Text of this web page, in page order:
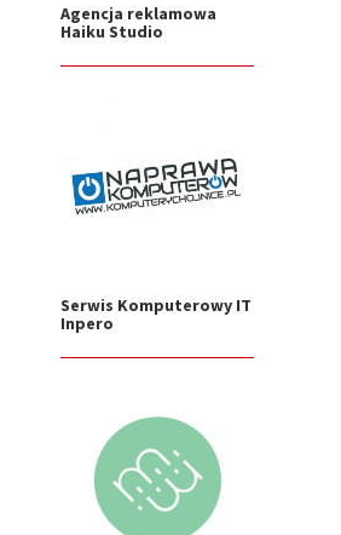
Agencja reklamowa
Haiku Studio
Serwis Komputerowy IT
Inpero